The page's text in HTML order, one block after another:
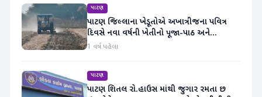
પાટણ
પાટણ જિલ્લાના ખેડૂતોએ અખાત્રીજના પવિત્ર
દિવસે નવા વર્ષની ખેતીનો પૂજા-પાઠ અને
મંત્રોચ્ચાર વચ્ચે પ્રારંભ કર્યો
1 વર્ષ પહેલા
પાટણ
પાટણ શિતલ રો.હાઉસ માંથી જુગાર રમતા છ